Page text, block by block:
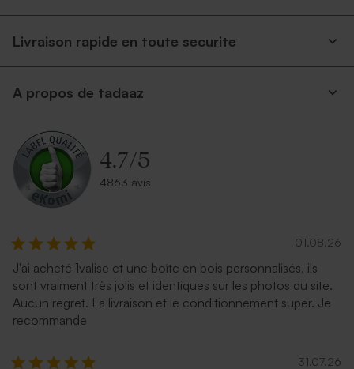
Livraison rapide en toute securite
A propos de tadaaz
4.7/5
4863 avis
01.08.26
J'ai acheté 1valise et une boîte en bois personnalisés, ils
sont vraiment très jolis et identiques sur les photos du site.
Aucun regret. La livraison et le conditionnement super. Je
recommande
31.07.26